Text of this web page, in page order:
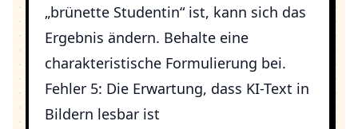
„brünette Studentin“ ist, kann sich das
Ergebnis ändern. Behalte eine
charakteristische Formulierung bei.
Fehler 5: Die Erwartung, dass KI-Text in
Bildern lesbar ist